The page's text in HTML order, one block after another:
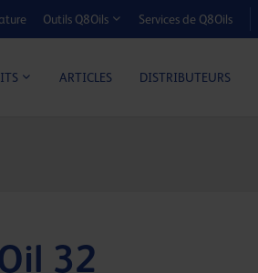
Outils Q8Oils Services de Q8Oils
ARTICLES DISTRIBUTEURS
32